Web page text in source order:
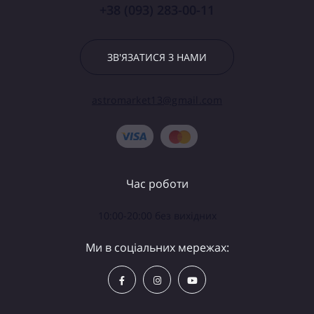
ЗВ'ЯЗАТИСЯ З НАМИ
Час роботи
Ми в соціальних мережах: